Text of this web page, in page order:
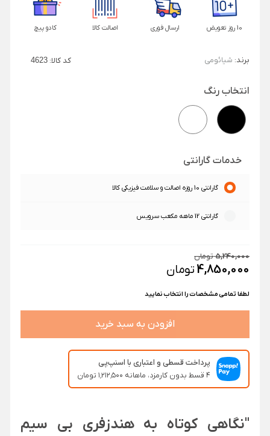
10 روز تعویض ارسال فوری اصالت کالا کادو پیچ
برند: شیائومی کد کالا:4623
انتخاب رنگ
خدمات گارانتی
گارانتی 10 روزه اصالت و سلامت فیزیکی کالا
گارانتی 12 ماهه مکعب سرویس
5,240,000تومان
4,850,000تومان
لطفا تمامی مشخصات را انتخاب نمایید
افزودن به سبد خرید
پرداخت قسطی و اعتباری با اسنپ‌پی
۴ قسط بدون کارمزد، ماهانه ۱٬۲۱۲٬۵۰۰ تومان
"نگاهی کوتاه به هندزفری بی سیم